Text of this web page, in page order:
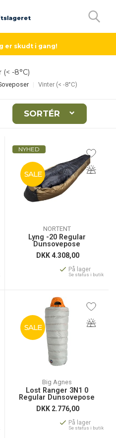
er skudt i gang!
(< -8°C)
Vinter (< -8°C)
SORTÉR
NYHED
SALE
NORTENT
Lyng -20 Regular
Dunsovepose
DKK4.308,00
På lager
Se status i butik
SALE
Big Agnes
Lost Ranger 3N1 0
Regular Dunsovepose
DKK 2.776,00
På lager
Se status i butik